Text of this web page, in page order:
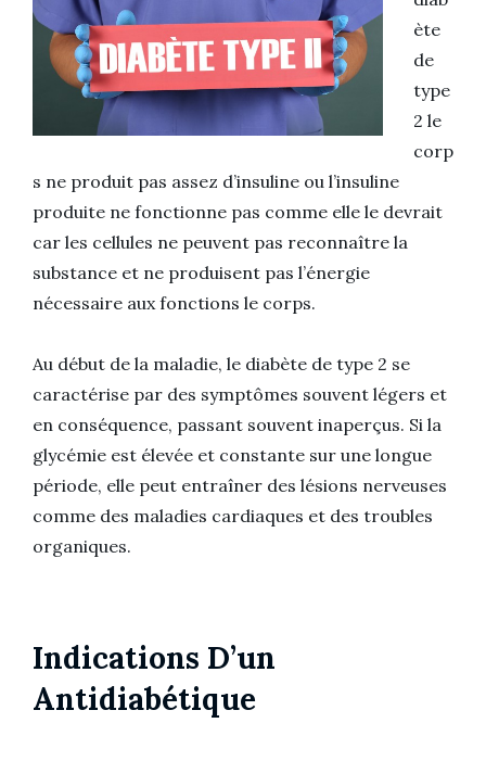
ète
de
type
2 le
corp
s ne produit pas assez d’insuline ou l’insuline
produite ne fonctionne pas comme elle le devrait
car les cellules ne peuvent pas reconnaître la
substance et ne produisent pas l’énergie
nécessaire aux fonctions le corps.
Au début de la maladie, le diabète de type 2 se
caractérise par des symptômes souvent légers et
en conséquence, passant souvent inaperçus. Si la
glycémie est élevée et constante sur une longue
période, elle peut entraîner des lésions nerveuses
comme des maladies cardiaques et des troubles
organiques.
Indications D’un
Antidiabétique